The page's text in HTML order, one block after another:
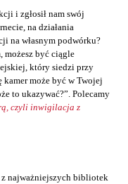
i zgłosił nam swój
na działania
na własnym podwórku?
możesz być ciągle
który siedzi przy
kamer może być w Twojej
to ukazywać?”. Polecamy
czyli inwigilacja z
z najważniejszych bibliotek